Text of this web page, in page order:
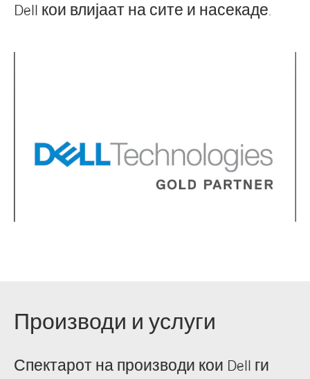
Dell кои влијаат на сите и насекаде.
Производи и услуги
Спектарот на производи кои Dell ги